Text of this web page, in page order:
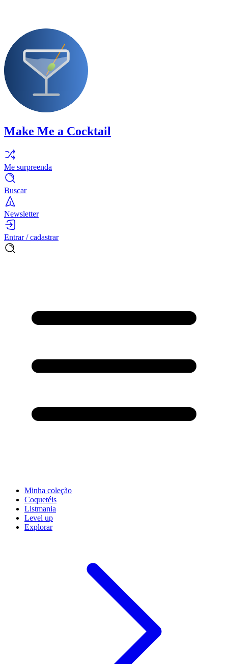
Make Me a Cocktail
Me surpreenda
Buscar
Newsletter
Entrar / cadastrar
Minha coleção
Coquetéis
Listmania
Level up
Explorar